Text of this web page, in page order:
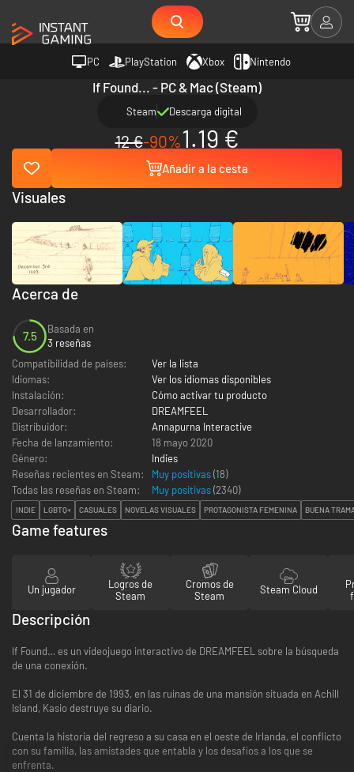
PC PlayStation Xbox Nintendo
If Found... - PC & Mac (Steam)
Steam Descarga digital
12 €-90%1.19 €
Añadir a la cesta
Acerca de
7.5
Basada en
3 reseñas
Compatibilidad de países:
Ver la lista
Idiomas:
Ver los idiomas disponibles
Instalación:
Cómo activar tu producto
Desarrollador:
DREAMFEEL
Distribuidor:
Annapurna Interactive
Fecha de lanzamiento:
18 mayo 2020
Género:
Indies
Reseñas recientes en Steam:
Muy positivas(18)
Todas las reseñas en Steam:
Muy positivas(2340)
INDIE LGBTQ+ CASUALES NOVELAS VISUALES PROTAGONISTA FEMENINA BUENA
Visuales
Game features
Un jugador
Logros de
Steam
Cromos de
Steam
Steam Cloud
Descripción
If Found… es un videojuego interactivo de DREAMFEEL sobre la búsqueda
de una conexión.
El 31 de diciembre de 1993, en las ruinas de una mansión situada en Achill
Island, Kasio destruye su diario.
Cuenta la historia del regreso a su casa en el oeste de Irlanda, el conflicto
con su familia, las amistades que entabla y los desafíos a los que se
enfrenta.